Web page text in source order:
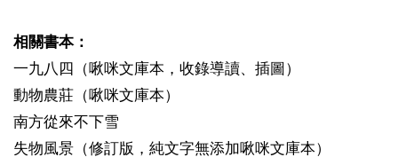
相關書本：
一九八四（啾咪文庫本，收錄導讀、插圖）
動物農莊（啾咪文庫本）
南方從來不下雪
失物風景（修訂版，純文字無添加啾咪文庫本）